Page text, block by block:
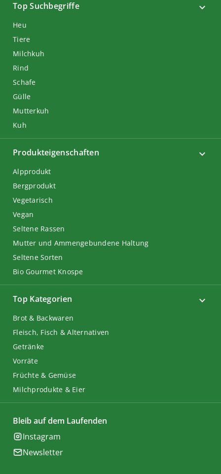
Top Suchbegriffe
Heu
Tiere
Milchkuh
Rind
Schafe
Gülle
Mutterkuh
Kuh
Top Kategorien
Brot & Backwaren
Fleisch, Fisch & Alternativen
Getränke
Vorräte
Früchte & Gemüse
Milchprodukte & Eier
Produkteigenschaften
Alpprodukt
Bergprodukt
Vegetarisch
Vegan
Seltene Rassen
Mutter und Ammengebundene Haltung
Seltene Sorten
Bio Gourmet Knospe
Bleib auf dem Laufenden
Instagram
Newsletter